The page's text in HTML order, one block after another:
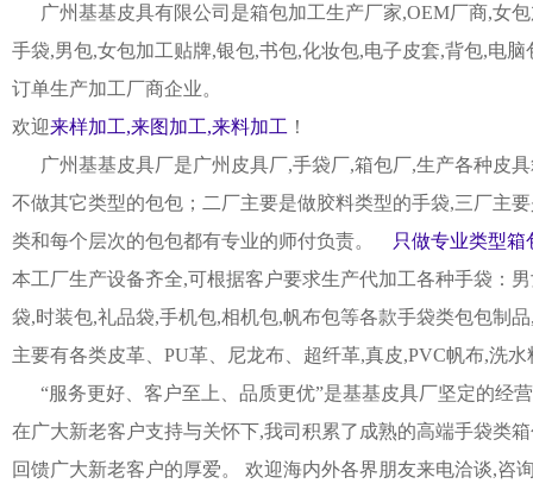
广州基基皮具有限公司是箱包加工生产厂家,OEM厂商,女
手袋,男包,女包加工贴牌,银包,书包,化妆包,电子皮套,背包,电
订单生产加工厂商企业。
欢迎来样加工,来图加工,来料加工 ！
广州基基皮具厂是广州皮具厂,手袋厂,箱包厂,生产各种皮
不做其它类型的包包；二厂主要是做胶料类型的手袋,三厂主
类和每个层次的包包都有专业的师付负责。
只做专业类型箱
本工厂生产设备齐全,可根据客户要求生产代加工各种手袋：
袋,时装包,礼品袋,手机包,相机包,帆布包等各款手袋类包包制
主要有各类皮革、PU革、尼龙布、超纤革,真皮,PVC帆布,洗
“服务更好、客户至上、品质更优”是基基皮具厂坚定的经
在广大新老客户支持与关怀下,我司积累了成熟的高端手袋类
回馈广大新老客户的厚爱。 欢迎海内外各界朋友来电洽谈,咨